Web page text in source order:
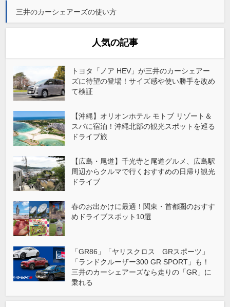
三井のカーシェアーズの使い方
人気の記事
トヨタ「ノア HEV」が三井のカーシェアー
ズに待望の登場！サイズ感や使い勝手を改め
て検証
【沖縄】オリオンホテル モトブ リゾート＆
スパに宿泊！沖縄北部の観光スポットを巡る
ドライブ旅
【広島・尾道】千光寺と尾道グルメ、広島駅
周辺からクルマで行くおすすめの日帰り観光
ドライブ
春のお出かけに最適！関東・首都圏のおすす
めドライブスポット10選
「GR86」「ヤリスクロス GRスポーツ」
「ランドクルーザー300 GR SPORT」も！
三井のカーシェアーズなら走りの「GR」に
乗れる